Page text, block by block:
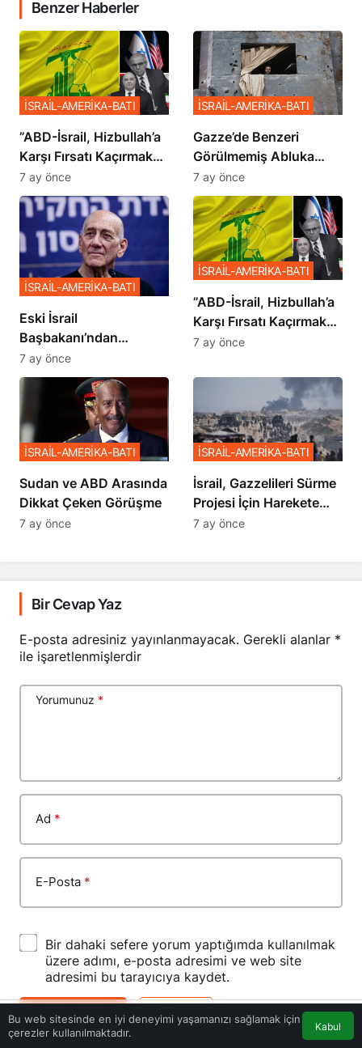
​​​​​​​”ABD-İsrail, Hizbullah’a
Karşı Fırsatı Kaçırmak
İstemiyor”
İSRAİL-AMERİKA-BATI
7 ay önce
​​​​​​​Gazze’de Benzeri
Görülmemiş Abluka
Planı
İSRAİL-AMERİKA-BATI
7 ay önce
Eski İsrail
Başbakanı’ndan
Netanyahu’ya Ağır
Sözler
İSRAİL-AMERİKA-BATI
7 ay önce
​​​​​​​”ABD-İsrail, Hizbullah’a
Karşı Fırsatı Kaçırmak
İstemiyor”
İSRAİL-AMERİKA-BATI
7 ay önce
Sudan ve ABD Arasında
Dikkat Çeken Görüşme
İSRAİL-AMERİKA-BATI
7 ay önce
İsrail, Gazzelileri Sürme
Projesi İçin Harekete
Geçti
İSRAİL-AMERİKA-BATI
7 ay önce
Bir Cevap Yaz
E-posta adresiniz yayınlanmayacak. Gerekli alanlar *
ile işaretlenmişlerdir
Yorumunuz *
Ad *
E-Posta *
Bir dahaki sefere yorum yaptığımda kullanılmak
üzere adımı, e-posta adresimi ve web site
adresimi bu tarayıcıya kaydet.
YORUM GÖNDER GIRIŞ YAP
Bu web sitesinde en iyi deneyimi yaşamanızı sağlamak için
çerezler kullanılmaktadır.
Kabul
Anasayfa Akış Trafik